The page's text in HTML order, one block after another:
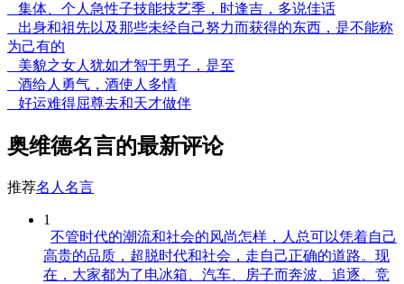
集体、个人急性子技能技艺季，时逢吉，多说佳话
出身和祖先以及那些未经自己努力而获得的东西，是不能称
为己有的
美貌之女人犹如才智于男子，是至
酒给人勇气，酒使人多情
好运难得屈尊去和天才做伴
奥维德名言的最新评论
推荐名人名言
1
不管时代的潮流和社会的风尚怎样，人总可以凭着自己
高贵的品质，超脱时代和社会，走自己正确的道路。现
在，大家都为了电冰箱、汽车、房子而奔波、追逐、竞